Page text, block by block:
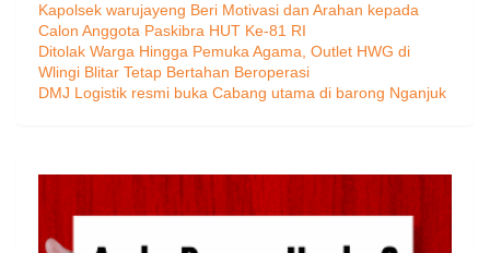
Kapolsek warujayeng Beri Motivasi dan Arahan kepada
Calon Anggota Paskibra HUT Ke-81 RI
Ditolak Warga Hingga Pemuka Agama, Outlet HWG di
Wlingi Blitar Tetap Bertahan Beroperasi
DMJ Logistik resmi buka Cabang utama di barong Nganjuk